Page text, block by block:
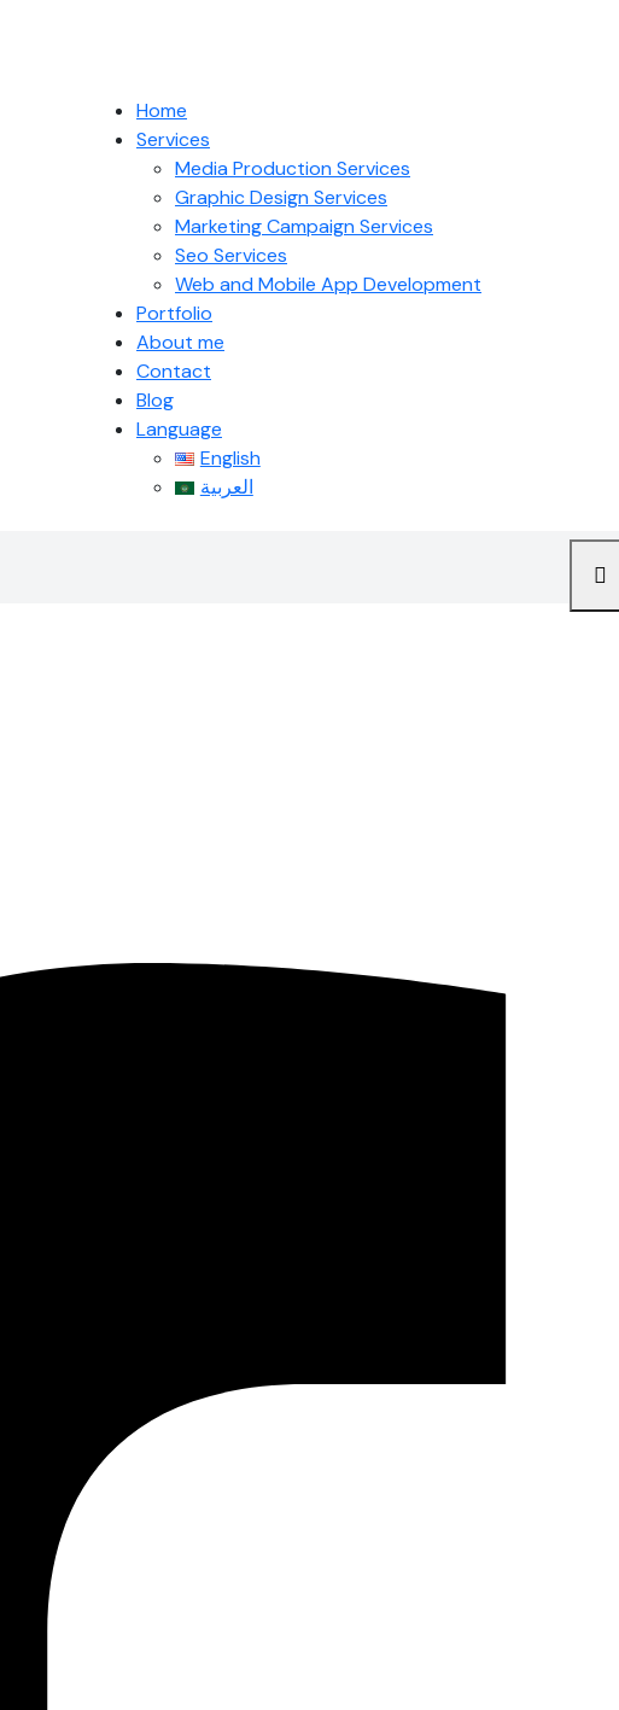
Home
Services
Media Production Services
Graphic Design Services
Marketing Campaign Services
Seo Services
Web and Mobile App Development
Portfolio
About me
Contact
Blog
Language
English
العربية